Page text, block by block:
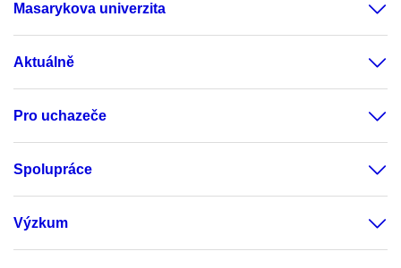
Masarykova univerzita
Aktuálně
Pro uchazeče
Spolupráce
Výzkum